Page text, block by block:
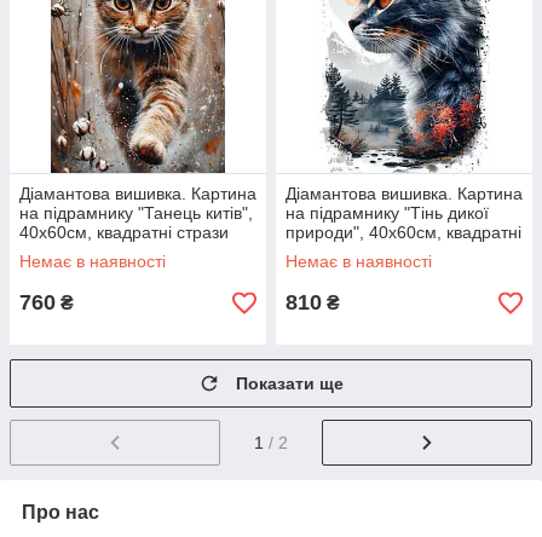
Діамантова вишивка. Картина
на підрамнику "Танець китів",
40х60см, квадратні стрази
Немає в наявності
760 ₴
Діамантова вишивка. Картина
на підрамнику "Тінь дикої
природи", 40х60см, квадратні
стрази
Немає в наявності
810 ₴
Показати ще
1 / 2
Про нас